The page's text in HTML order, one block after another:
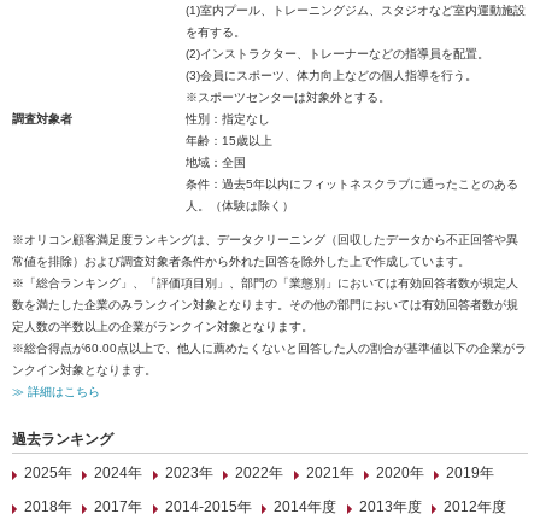
(1)室内プール、トレーニングジム、スタジオなど室内運動施設
を有する。
(2)インストラクター、トレーナーなどの指導員を配置。
(3)会員にスポーツ、体力向上などの個人指導を行う。
※スポーツセンターは対象外とする。
調査対象者
性別：指定なし
年齢：15歳以上
地域：全国
条件：過去5年以内にフィットネスクラブに通ったことのある
人。（体験は除く）
※オリコン顧客満足度ランキングは、データクリーニング（回収したデータから不正回答や異
常値を排除）および調査対象者条件から外れた回答を除外した上で作成しています。
※「総合ランキング」、「評価項目別」、部門の「業態別」においては有効回答者数が規定人
数を満たした企業のみランクイン対象となります。その他の部門においては有効回答者数が規
定人数の半数以上の企業がランクイン対象となります。
※総合得点が60.00点以上で、他人に薦めたくないと回答した人の割合が基準値以下の企業がラ
ンクイン対象となります。
≫ 詳細はこちら
過去ランキング
2025年
2024年 2023年 2022年 2021年 2020年
2019年
2018年
2017年 2014-2015年 2014年度 2013年度
2012年度